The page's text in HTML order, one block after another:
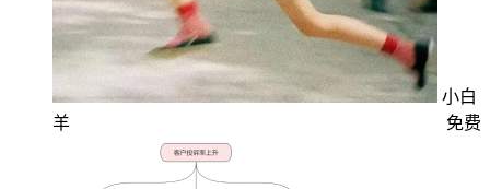
小白
羊
免费